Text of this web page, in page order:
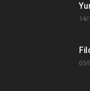
14/
03/